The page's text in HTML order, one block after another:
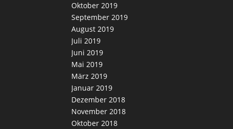
Oktober 2019
September 2019
August 2019
Juli 2019
Juni 2019
Mai 2019
März 2019
Januar 2019
Dezember 2018
November 2018
Oktober 2018